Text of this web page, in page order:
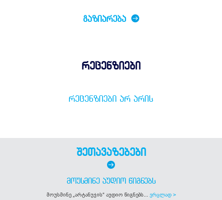
ᲒᲐᲖᲘᲐᲠᲔᲑᲐ
რეცენზიები
ᲠᲔᲪᲔᲜᲖᲘᲔᲑᲘ ᲐᲠ ᲐᲠᲘᲡ
შეთავაზებები
ᲛᲝᲣᲡᲛᲘᲜᲔ ᲐᲣᲓᲘᲝ ᲬᲘᲒᲜᲔᲑᲡ
მოუსმინე „არტანუჯის“ აუდიო წიგნებს... ვრცლად >